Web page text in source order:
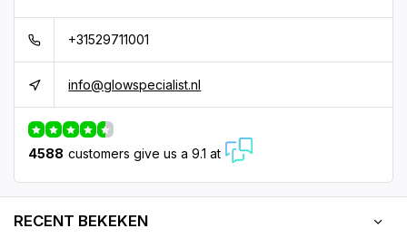
+31529711001
info@glowspecialist.nl
4588 customers give us a 9.1 at
RECENT BEKEKEN